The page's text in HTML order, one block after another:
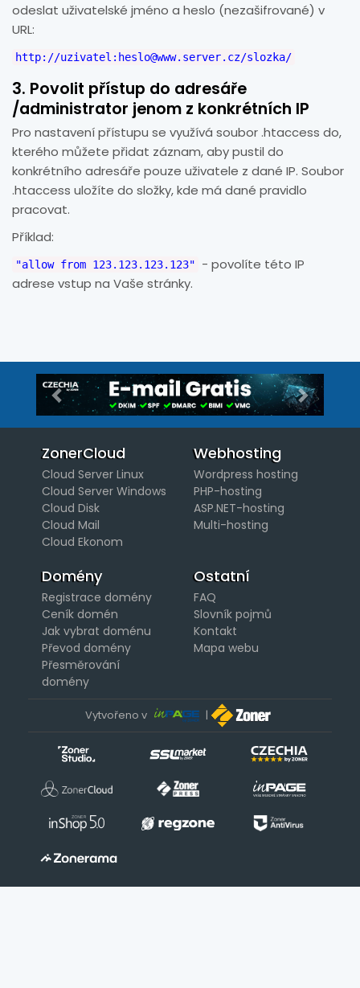
odeslat uživatelské jméno a heslo (nezašifrované) v
URL:
http://uzivatel:heslo@www.server.cz/slozka/
3. Povolit přístup do adresáře
/administrator jenom z konkrétních IP
Pro nastavení přístupu se využívá soubor .htaccess do,
kterého můžete přidat záznam, aby pustil do
konkrétního adresáře pouze uživatele z dané IP. Soubor
.htaccess uložíte do složky, kde má dané pravidlo
pracovat.
Příklad:
"allow from 123.123.123.123"
- povolíte této IP
adrese vstup na Vaše stránky.
Předchozí Další
ZonerCloud
Cloud Server Linux
Cloud Server Windows
Cloud Disk
Cloud Mail
Cloud Ekonom
Webhosting
Wordpress hosting
PHP-hosting
ASP.NET-hosting
Multi-hosting
Domény
Registrace domény
Ceník domén
Jak vybrat doménu
Převod domény
Přesměrování
domény
Ostatní
FAQ
Slovník pojmů
Kontakt
Mapa webu
Vytvořeno v |